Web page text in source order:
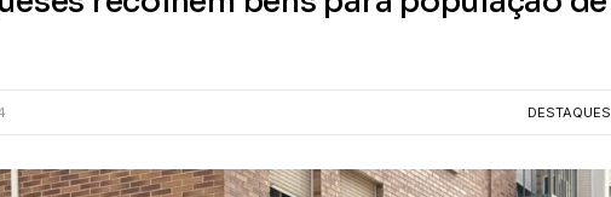
DESTAQUES